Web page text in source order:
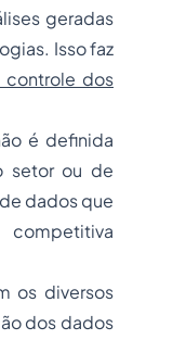
geradas
Isso faz
controle dos
é definida
setor ou de
dados que
os diversos
dos dados